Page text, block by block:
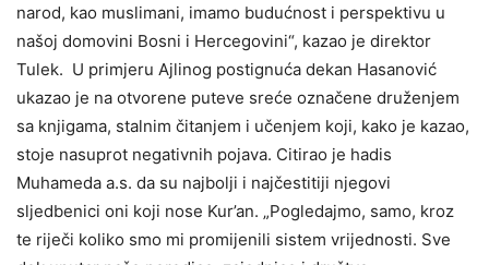
narod, kao muslimani, imamo budućnost i perspektivu u
našoj domovini Bosni i Hercegovini“, kazao je direktor
Tulek. U primjeru Ajlinog postignuća dekan Hasanović
ukazao je na otvorene puteve sreće označene druženjem
sa knjigama, stalnim čitanjem i učenjem koji, kako je kazao,
stoje nasuprot negativnih pojava. Citirao je hadis
Muhameda a.s. da su najbolji i najčestitiji njegovi
sljedbenici oni koji nose Kur’an. „Pogledajmo, samo, kroz
te riječi koliko smo mi promijenili sistem vrijednosti. Sve